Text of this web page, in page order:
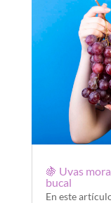
🍇 Uvas
bucal
En este